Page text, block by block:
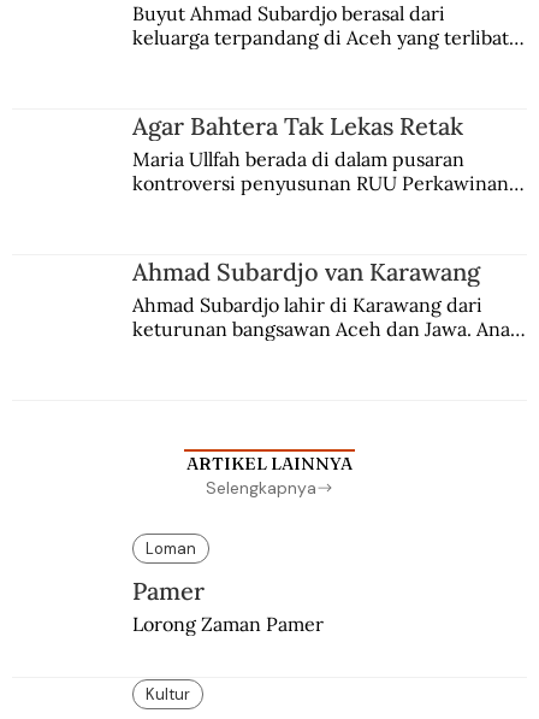
Buyut Ahmad Subardjo berasal dari
keluarga terpandang di Aceh yang terlibat
Agar Bahtera Tak Lekas Retak
Maria Ullfah berada di dalam pusaran
kontroversi penyusunan RUU Perkawinan.
Ahmad Subardjo van Karawang
Ahmad Subardjo lahir di Karawang dari
keturunan bangsawan Aceh dan Jawa. Anak
ARTIKEL LAINNYA
Selengkapnya
Loman
Pamer
Lorong Zaman Pamer
Kultur